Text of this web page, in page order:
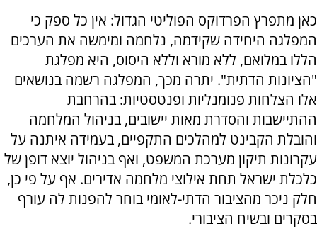
כאן מתפרץ הפרדוקס הפוליטי הגדול: אין כל ספק כי
המפלגה היחידה שקידמה, נלחמה ומימשה את הערכים
הללו במלואם, ללא מורא וללא היסוס, היא מפלגת
"הציונות הדתית". יתרה מכך, המפלגה רשמה בנושאים
אלו הצלחות פנומנליות ופנטסטיות: בהרחבת
ההתיישבות והסדרת מאות יישובים, בניהול המלחמה
והובלת הקבינט למהלכים התקפיים, בעמידה איתנה על
עקרונות תיקון מערכת המשפט, ואף בניהול יוצא דופן של
כלכלת ישראל תחת אילוצי מלחמה אדירים. אף על פי כן,
חלק ניכר מהציבור הדתי-לאומי בוחר להפנות לה עורף
בסקרים ובשיח הציבורי.